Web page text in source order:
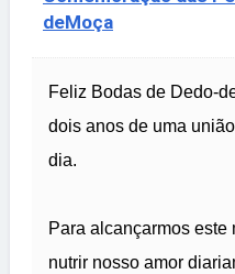
deMoça
Feliz Bodas de Dedo-
dois anos de uma
dia.
Para alcançarmos este
nutrir nosso amor